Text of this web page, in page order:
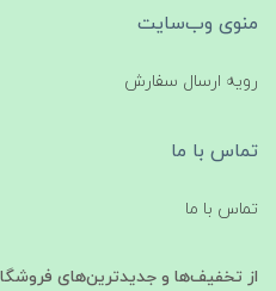
منوی وب‌سایت
رویه ارسال سفارش
تماس با ما
تماس با ما
از تخفیف‌ها و جدیدترین‌های